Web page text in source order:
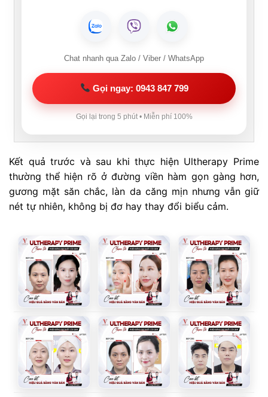
Chat nhanh qua Zalo / Viber / WhatsApp
Gọi ngay: 0943 847 799
Gọi lại trong 5 phút • Miễn phí 100%
Kết quả trước và sau khi thực hiện Ultherapy Prime
thường thể hiện rõ ở đường viền hàm gọn gàng hơn,
gương mặt săn chắc, làn da căng mịn nhưng vẫn giữ
nét tự nhiên, không bị đơ hay thay đổi biểu cảm.